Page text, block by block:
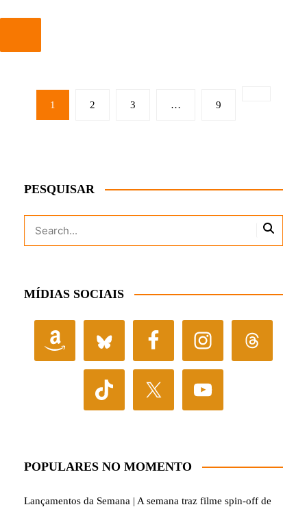
PAGINAÇÃO
1 2 3 … 9
PESQUISAR
MÍDIAS SOCIAIS
POPULARES NO MOMENTO
Lançamentos da Semana | A semana traz filme spin-off de